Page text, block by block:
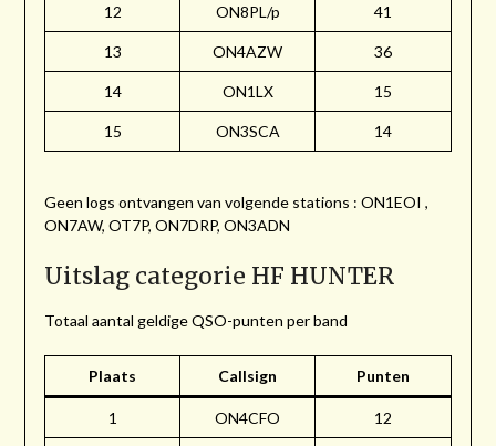
12 ON8PL/p 41
13 ON4AZW 36
14 ON1LX 15
15 ON3SCA 14
Geen logs ontvangen van volgende stations : ON1EOI ,
ON7AW, OT7P, ON7DRP, ON3ADN
Uitslag categorie HF HUNTER
Totaal aantal geldige QSO-punten per band
Plaats Callsign Punten
1 ON4CFO 12